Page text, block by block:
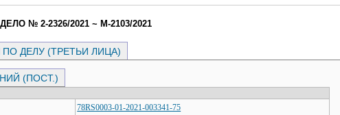
ДЕЛО № 2-2326/2021 ~ М-2103/2021
ДЕЛУ (ТРЕТЬИ ЛИЦА)
(ПОСТ.)
78RS0003-01-2021-003341-75